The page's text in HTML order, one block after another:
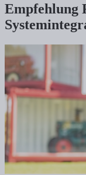
Empfehlung